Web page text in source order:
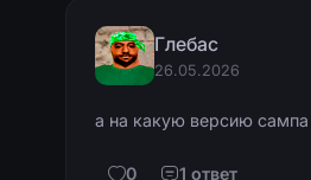
Глебас
26.05.2026
а на какую версию сампа
0 1 ответ